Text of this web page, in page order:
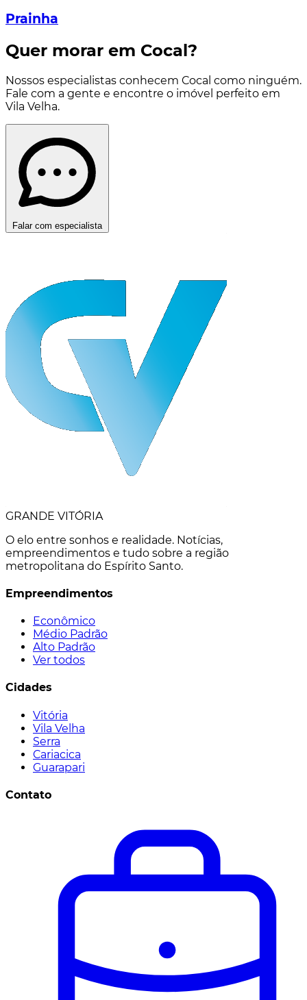
Prainha
Quer morar em Cocal?
Nossos especialistas conhecem Cocal como ninguém.
Fale com a gente e encontre o imóvel perfeito em
Vila Velha.
Falar com especialista
GRANDE VITÓRIA
O elo entre sonhos e realidade. Notícias,
empreendimentos e tudo sobre a região
metropolitana do Espírito Santo.
Empreendimentos
Econômico
Médio Padrão
Alto Padrão
Ver todos
Cidades
Vitória
Vila Velha
Serra
Cariacica
Guarapari
Contato